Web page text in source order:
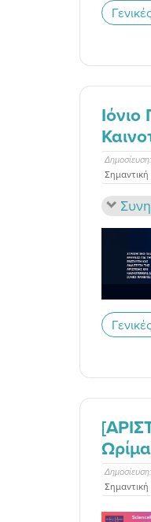
Δημοσίευση:
Δημοσίευση: